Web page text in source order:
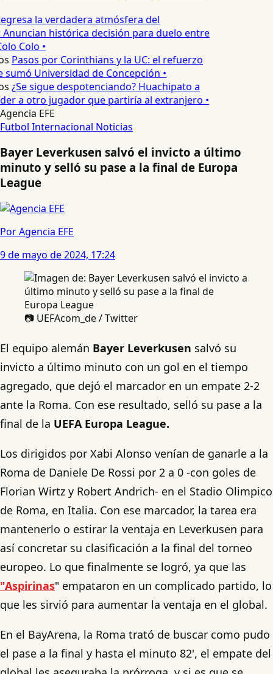
la verdadera atmósfera del
histórica decisión para duelo entre
Colo •
Pasos por Corinthians y la UC: el refuerzo
Universidad de Concepción •
¿Se sigue despotenciando? Huachipato a
a otro jugador que partiría al extranjero •
Agencia EFE
Futbol Internacional Noticias
Bayer Leverkusen salvó el invicto a último
minuto y selló su pase a la final de Europa
League
Por Agencia EFE
9 de mayo de 2024, 17:24
📷 UEFAcom_de / Twitter
El equipo alemán Bayer Leverkusen salvó su
invicto a último minuto con un gol en el tiempo
agregado, que dejó el marcador en un empate 2-2
ante la Roma. Con ese resultado, selló su pase a la
final de la UEFA Europa League.
Los dirigidos por Xabi Alonso venían de ganarle a la
Roma de Daniele De Rossi por 2 a 0 -con goles de
Florian Wirtz y Robert Andrich- en el Stadio Olimpico
de Roma, en Italia. Con ese marcador, la tarea era
mantenerlo o estirar la ventaja en Leverkusen para
así concretar su clasificación a la final del torneo
europeo. Lo que finalmente se logró, ya que las
"Aspirinas" empataron en un complicado partido, lo
que les sirvió para aumentar la ventaja en el global.
En el BayArena, la Roma trató de buscar como pudo
el pase a la final y hasta el minuto 82', el empate del